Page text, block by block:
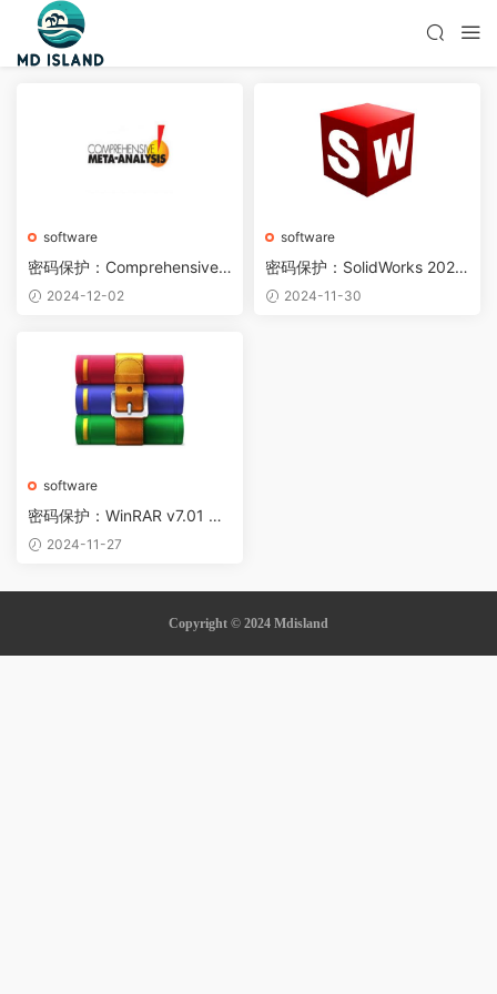
software
密码保护：Comprehensive
Meta Analysis 3.7 3.3 3.0
2024-12-02
software
密码保护：SolidWorks 2024
Multilingual 多語言
2024-11-30
software
密码保护：WinRAR v7.01 繁
體中文2024-11-27
Copyright © 2024 Mdisland